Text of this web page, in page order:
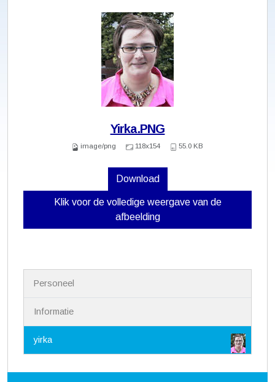
Yirka.PNG
image/png 118x154 55.0 KB
Download
Klik voor de volledige weergave van de
afbeelding
i
Personeel
Informatie
yirka